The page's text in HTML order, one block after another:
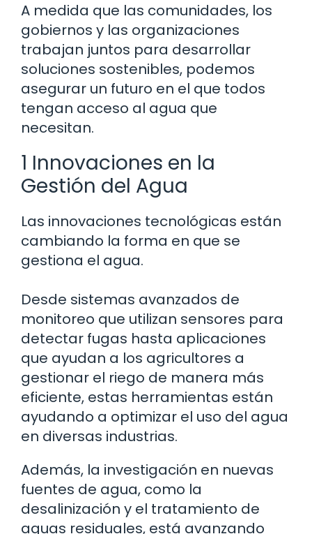
A medida que las comunidades, los
gobiernos y las organizaciones
trabajan juntos para desarrollar
soluciones sostenibles, podemos
asegurar un futuro en el que todos
tengan acceso al agua que
necesitan.
1 Innovaciones en la
Gestión del Agua
Las innovaciones tecnológicas están
cambiando la forma en que se
gestiona el agua.
Desde sistemas avanzados de
monitoreo que utilizan sensores para
detectar fugas hasta aplicaciones
que ayudan a los agricultores a
gestionar el riego de manera más
eficiente, estas herramientas están
ayudando a optimizar el uso del agua
en diversas industrias.
Además, la investigación en nuevas
fuentes de agua, como la
desalinización y el tratamiento de
aguas residuales, está avanzando